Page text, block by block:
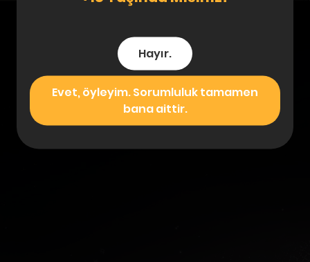
Hayır.
Evet, öyleyim. Sorumluluk tamamen
bana aittir.